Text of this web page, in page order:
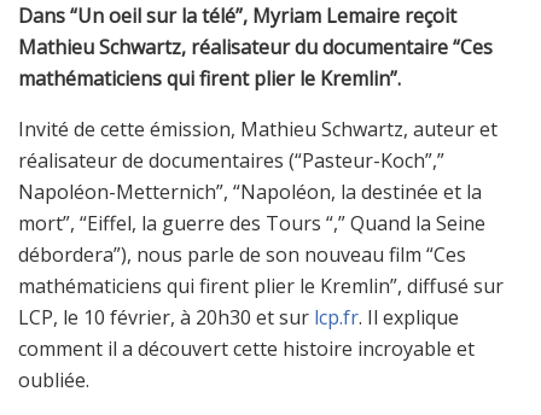
Dans “Un oeil sur la télé”, Myriam Lemaire reçoit
Mathieu Schwartz, réalisateur du documentaire “Ces
mathématiciens qui firent plier le Kremlin”.
Invité de cette émission, Mathieu Schwartz, auteur et
réalisateur de documentaires (“Pasteur-Koch”,”
Napoléon-Metternich”, “Napoléon, la destinée et la
mort”, “Eiffel, la guerre des Tours “,” Quand la Seine
débordera”), nous parle de son nouveau film “Ces
mathématiciens qui firent plier le Kremlin”, diffusé sur
LCP, le 10 février, à 20h30 et sur lcp.fr. Il explique
comment il a découvert cette histoire incroyable et
oubliée.